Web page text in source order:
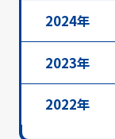
2024年
2023年
2022年